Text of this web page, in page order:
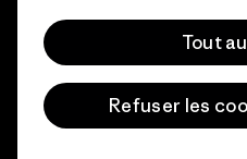
français
Tout
Refuser les